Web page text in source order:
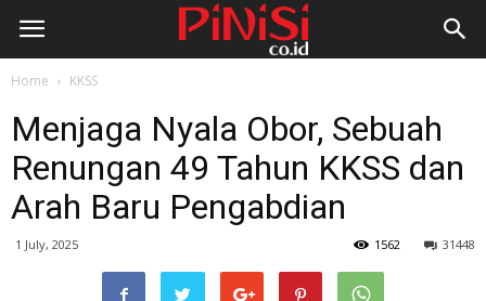
Home KKSS
Menjaga Nyala Obor, Sebuah
Renungan 49 Tahun KKSS dan
Arah Baru Pengabdian
1 July, 2025 31448
1562